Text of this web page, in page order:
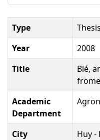
Type
Thesis
Year
2008
Title
Blé,
Academic
Department
City
Huy -